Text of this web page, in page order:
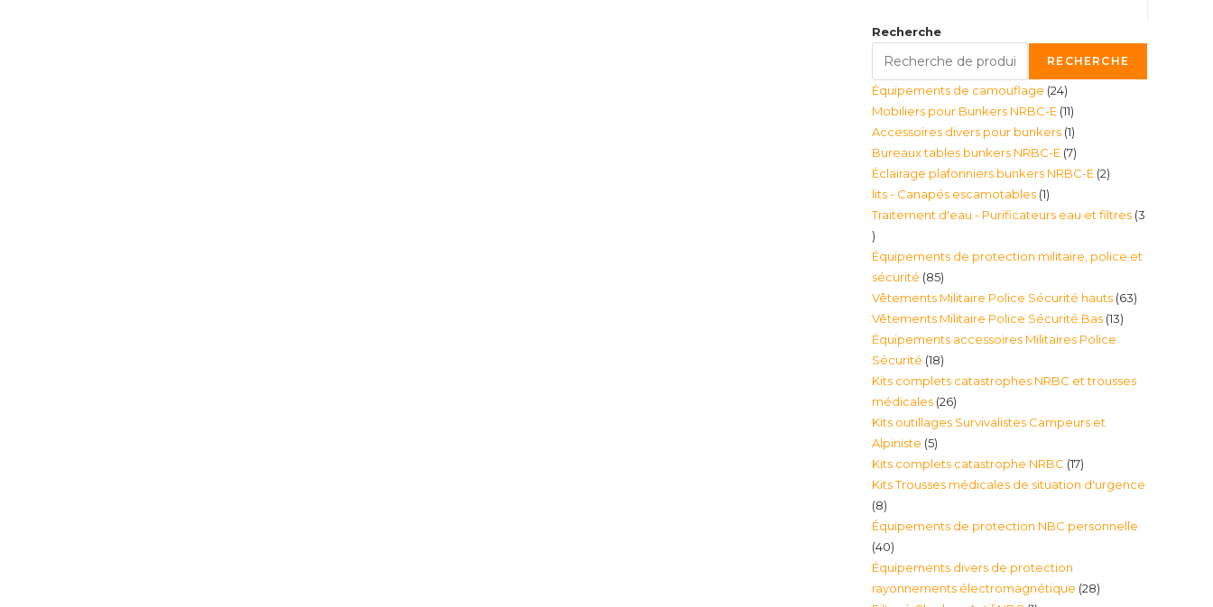
Recherche
RECHERCHE
Équipements de camouflage 2424
produits
Mobiliers pour Bunkers NRBC-E 1111
produits
Accessoires divers pour bunkers 11
produit
Bureaux tables bunkers NRBC-E 77
produits
Éclairage plafonniers bunkers NRBC-E 22
lits - Canapés escamotables 11
produit
Traitement d'eau - Purificateurs eau et filtres 3
3
produits
Équipements de protection militaire, police et
sécurité 8585
produits
Vêtements Militaire Police Sécurité hauts 6363
Vêtements Militaire Police Sécurité Bas 1313
Équipements accessoires Militaires Police
Sécurité 1818
produits
Kits complets catastrophes NRBC et trousses
médicales 2626
produits
Kits outillages Survivalistes Campeurs et
Alpiniste 55
produits
Kits complets catastrophe NRBC 1717
produits
Kits Trousses médicales de situation d'urgence
88
produits
Équipements de protection NBC personnelle
4040
produits
Équipements divers de protection
rayonnements électromagnétique 2828